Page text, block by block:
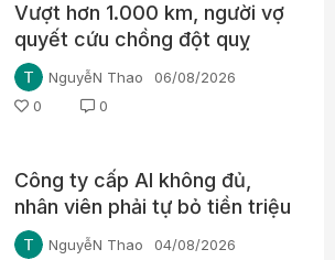
Vượt hơn 1.000 km, người vợ
quyết cứu chồng đột quỵ
NguyễN Thao
06/08/2026
0
0
Công ty cấp AI không đủ,
nhân viên phải tự bỏ tiền triệu
mỗi tháng
NguyễN Thao
04/08/2026